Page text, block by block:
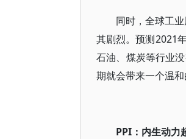
同时，全球工
其剧烈。预测2021
石油、煤炭等行业
期就会带来一个温和
PPI：内生动力